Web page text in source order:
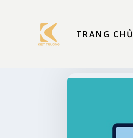
TRANG CHỦ